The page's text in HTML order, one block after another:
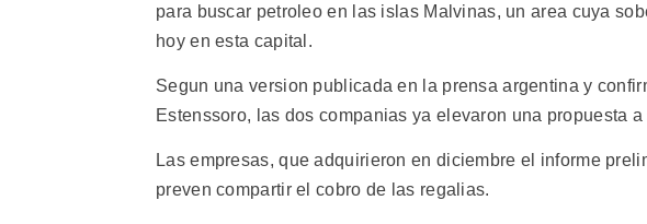
para buscar petroleo en las islas Malvinas, un area cuya
hoy en esta capital.
Segun una version publicada en la prensa argentina y
Estenssoro, las dos companias ya elevaron una propuesta
Las empresas, que adquirieron en diciembre el informe
preven compartir el cobro de las regalias.